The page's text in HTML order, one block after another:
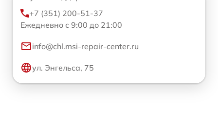
+7 (351) 200-51-37
Ежедневно с 9:00 до 21:00
info@chl.msi-repair-center.ru
ул. Энгельса, 75